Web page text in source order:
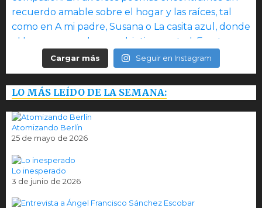
Cargar más Seguir en Instagram
LO MÁS LEÍDO DE LA SEMANA:
Atomizando Berlín
25 de mayo de 2026
Lo inesperado
3 de junio de 2026